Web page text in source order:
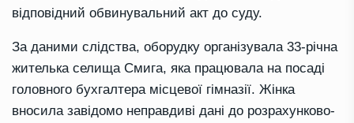
відповідний обвинувальний акт до суду.
За даними слідства, оборудку організувала 33-річна
жителька селища Смига, яка працювала на посаді
головного бухгалтера місцевої гімназії. Жінка
вносила завідомо неправдиві дані до розрахунково-